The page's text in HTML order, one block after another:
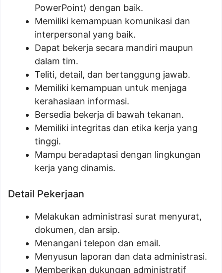
PowerPoint) dengan baik.
Memiliki kemampuan komunikasi dan
interpersonal yang baik.
Dapat bekerja secara mandiri maupun
dalam tim.
Teliti, detail, dan bertanggung jawab.
Memiliki kemampuan untuk menjaga
kerahasiaan informasi.
Bersedia bekerja di bawah tekanan.
Memiliki integritas dan etika kerja yang
tinggi.
Mampu beradaptasi dengan lingkungan
kerja yang dinamis.
Detail Pekerjaan
Melakukan administrasi surat menyurat,
dokumen, dan arsip.
Menangani telepon dan email.
Menyusun laporan dan data administrasi.
Memberikan dukungan administratif